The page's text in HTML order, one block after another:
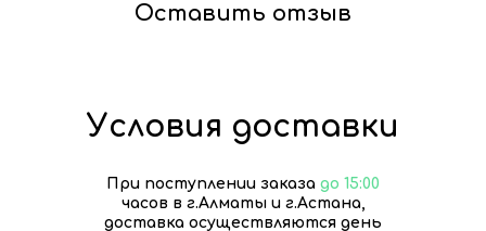
Оставить отзыв
При поступлении заказа до 15:00
часов в г.Алматы и г.Астана,
доставка осуществляются день
Условия доставки